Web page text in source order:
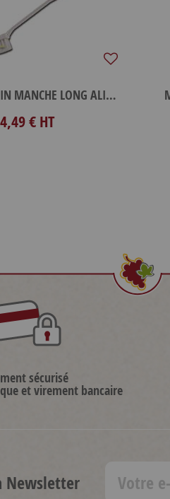
BROSSE A MAIN MANCHE LONG ALIMENT
4,49 € HT
sécurisé
et virement bancaire
Newsletter